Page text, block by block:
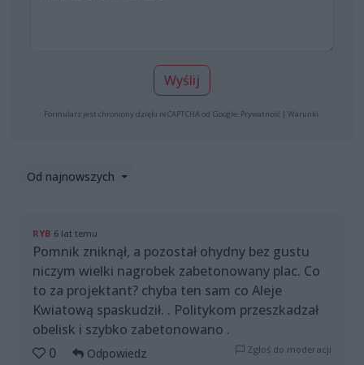
Wyślij
Formularz jest chroniony dzięki reCAPTCHA od Google: Prywatność | Warunki
Od najnowszych
RYB 6 lat temu
Pomnik zniknął, a pozostał ohydny bez gustu
niczym wielki nagrobek zabetonowany plac. Co
to za projektant? chyba ten sam co Aleje
Kwiatową spaskudził. . Politykom przeszkadzał
obelisk i szybko zabetonowano .
0
Odpowiedz Zgłoś do moderacji